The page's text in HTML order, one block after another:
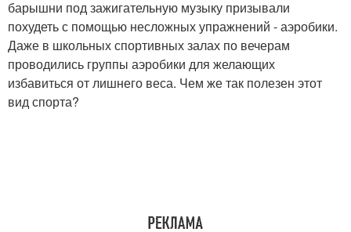
барышни под зажигательную музыку призывали
похудеть с помощью несложных упражнений - аэробики.
Даже в школьных спортивных залах по вечерам
проводились группы аэробики для желающих
избавиться от лишнего веса. Чем же так полезен этот
вид спорта?